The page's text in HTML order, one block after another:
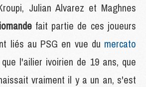
Julian Alvarez et Maghnes
fait partie de ces joueurs
liés au PSG en vue du mercato
l'ailier ivoirien de 19 ans, que
vraiment il y a un an, s'est